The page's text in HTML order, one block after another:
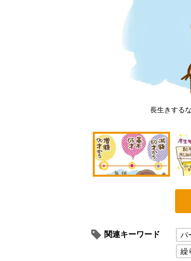
長生きする
関連キーワード パ
繰